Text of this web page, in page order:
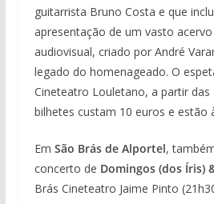
guitarrista Bruno Costa e que
apresentação de um vasto
audiovisual, criado por André
legado do homenageado. O
Cineteatro Louletano, a partir das
bilhetes custam 10 euros e estão
Em São Brás de Alportel,
concerto de Domingos (dos Íris)
Brás Cineteatro Jaime Pinto